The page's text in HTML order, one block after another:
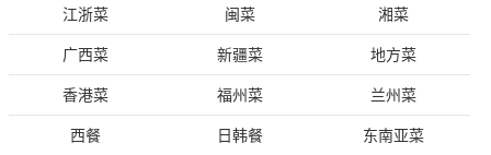
江浙菜 闽菜 湘菜
广西菜 新疆菜 地方菜
香港菜 福州菜 兰州菜
西餐 日韩餐 东南亚菜